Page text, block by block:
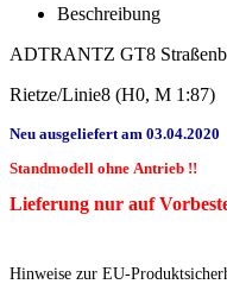
Beschreibung
ADTRANTZ GT8
Rietze/Linie8 (H0, M 1:87)
Neu ausgeliefert am 03.04.2020
Standmodell ohne Antrieb !!
Lieferung nur auf
Hinweise zur EU-